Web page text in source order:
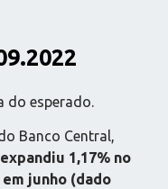
do esperado.
Banco Central,
expandiu 1,17% no
junho (dado